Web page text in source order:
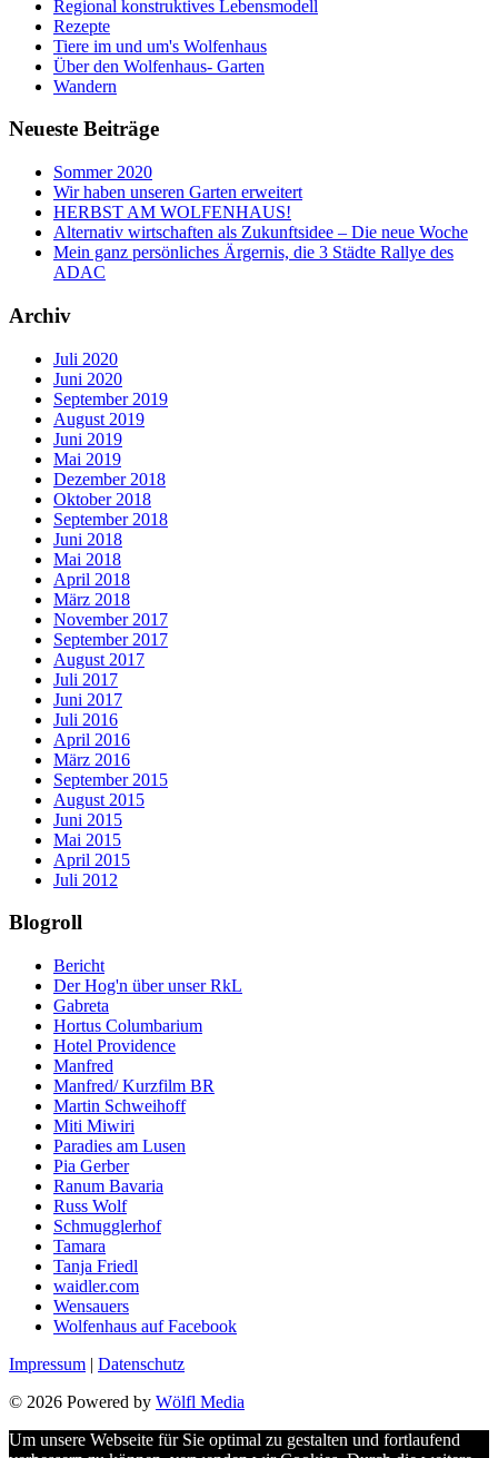
Regional konstruktives Lebensmodell
Rezepte
Tiere im und um's Wolfenhaus
Über den Wolfenhaus- Garten
Wandern
Neueste Beiträge
Sommer 2020
Wir haben unseren Garten erweitert
HERBST AM WOLFENHAUS!
Alternativ wirtschaften als Zukunftsidee – Die neue Woche
Mein ganz persönliches Ärgernis, die 3 Städte Rallye des
ADAC
Archiv
Juli 2020
Juni 2020
September 2019
August 2019
Juni 2019
Mai 2019
Dezember 2018
Oktober 2018
September 2018
Juni 2018
Mai 2018
April 2018
März 2018
November 2017
September 2017
August 2017
Juli 2017
Juni 2017
Juli 2016
April 2016
März 2016
September 2015
August 2015
Juni 2015
Mai 2015
April 2015
Juli 2012
Blogroll
Bericht
Der Hog'n über unser RkL
Gabreta
Hortus Columbarium
Hotel Providence
Manfred
Manfred/ Kurzfilm BR
Martin Schweihoff
Miti Miwiri
Paradies am Lusen
Pia Gerber
Ranum Bavaria
Russ Wolf
Schmugglerhof
Tamara
Tanja Friedl
waidler.com
Wensauers
Wolfenhaus auf Facebook
Impressum | Datenschutz
© 2026 Powered by Wölfl Media
Um unsere Webseite für Sie optimal zu gestalten und fortlaufend